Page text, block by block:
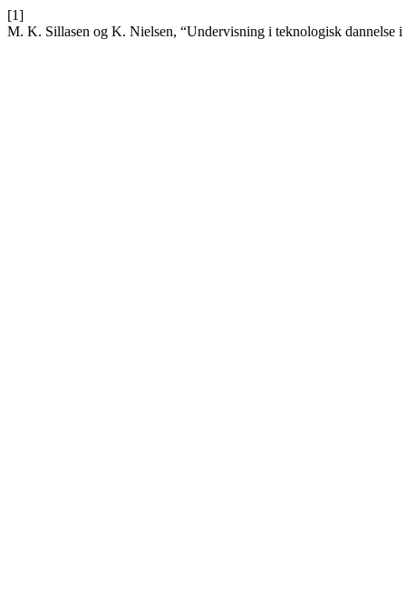
[1]
M. K. Sillasen og K. Nielsen, “Undervisning i teknologisk dannelse